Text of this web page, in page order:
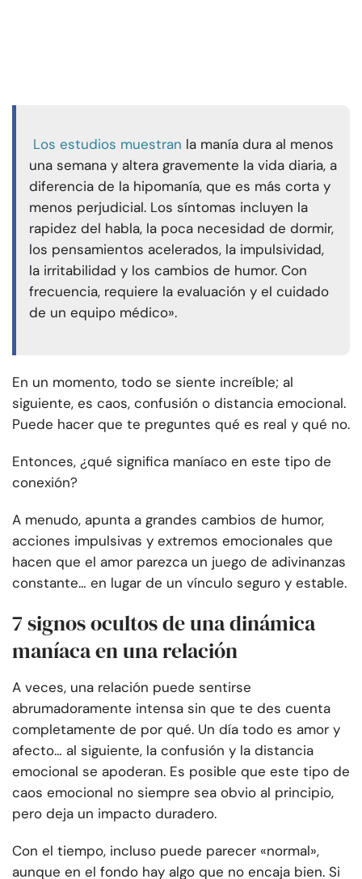
Los estudios muestran la manía dura al menos
una semana y altera gravemente la vida diaria, a
diferencia de la hipomanía, que es más corta y
menos perjudicial. Los síntomas incluyen la
rapidez del habla, la poca necesidad de dormir,
los pensamientos acelerados, la impulsividad,
la irritabilidad y los cambios de humor. Con
frecuencia, requiere la evaluación y el cuidado
de un equipo médico».
En un momento, todo se siente increíble; al
siguiente, es caos, confusión o distancia emocional.
Puede hacer que te preguntes qué es real y qué no.
Entonces, ¿qué significa maníaco en este tipo de
conexión?
A menudo, apunta a grandes cambios de humor,
acciones impulsivas y extremos emocionales que
hacen que el amor parezca un juego de adivinanzas
constante… en lugar de un vínculo seguro y estable.
7 signos ocultos de una dinámica
maníaca en una relación
A veces, una relación puede sentirse
abrumadoramente intensa sin que te des cuenta
completamente de por qué. Un día todo es amor y
afecto… al siguiente, la confusión y la distancia
emocional se apoderan. Es posible que este tipo de
caos emocional no siempre sea obvio al principio,
pero deja un impacto duradero.
Con el tiempo, incluso puede parecer «normal»,
aunque en el fondo hay algo que no encaja bien. Si